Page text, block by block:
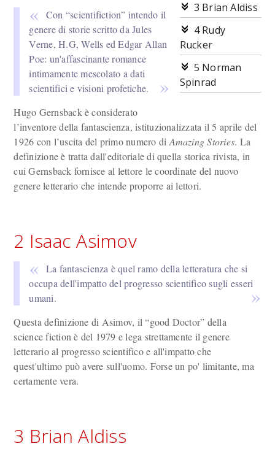
3 Brian Aldiss
4 Rudy
Rucker
5 Norman
Spinrad
Con “scientifiction” intendo il
genere di storie scritto da Jules
Verne, H.G, Wells ed Edgar Allan
Poe: un'affascinante romance
intimamente mescolato a dati
scientifici e visioni profetiche.
Hugo Gernsback è considerato
l’inventore della fantascienza, istituzionalizzata il 5 aprile del
1926 con l’uscita del primo numero di Amazing Stories. La
definizione è tratta dall'editoriale di quella storica rivista, in
cui Gernsback fornisce al lettore le coordinate del nuovo
genere letterario che intende proporre ai lettori.
2 Isaac Asimov
La fantascienza è quel ramo della letteratura che si
occupa dell'impatto del progresso scientifico sugli esseri
umani.
Questa definizione di Asimov, il “good Doctor” della
science fiction è del 1979 e lega strettamente il genere
letterario al progresso scientifico e all'impatto che
quest'ultimo può avere sull'uomo. Forse un po' limitante, ma
certamente vera.
3 Brian Aldiss